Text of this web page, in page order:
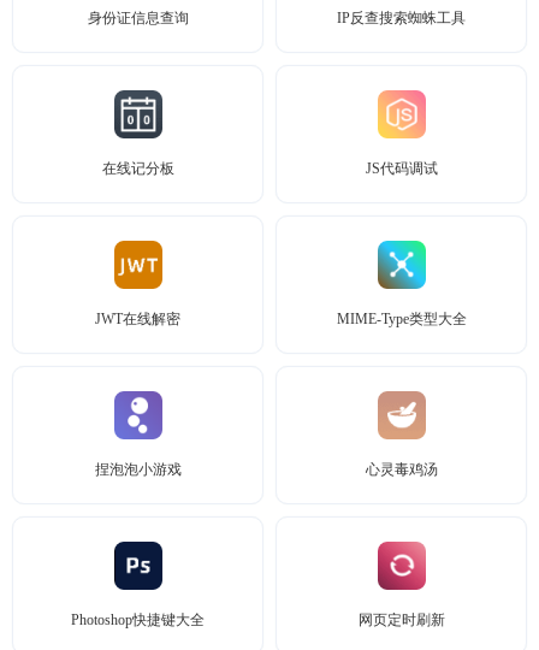
身份证信息查询 IP反查搜索蜘蛛工具
在线记分板 JS代码调试
JWT在线解密 MIME-Type类型大全
捏泡泡小游戏 心灵毒鸡汤
Photoshop快捷键大全 网页定时刷新